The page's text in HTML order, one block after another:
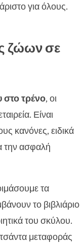
για όλους.
ζώων σε
τρένο, οι
Είναι
κανόνες, ειδικά
την ασφαλή
τα
το βιβλιάριο
του σκύλου.
μεταφοράς